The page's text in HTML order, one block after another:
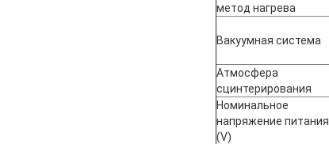
метод нагрева
Вакуумная система
Атмосфера
сцинтерирования
Номинальное
напряжение питания
(V)